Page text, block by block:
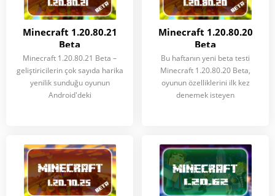
Minecraft 1.20.80.21
Beta
Minecraft 1.20.80.21 Beta –
geliştiricilerin çok sayıda harika
yenilik sunduğu oyunun
Android'deki
Minecraft 1.20.80.20
Beta
Bu haftanın yeni beta testi
Minecraft 1.20.80.20 Beta,
oyunun özelliklerini ilk kez
denemek isteyen